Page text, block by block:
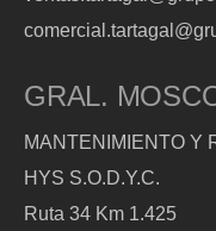
GRAL.
MANTENIMIENTO Y
HYS S.O.D.Y.C.
Ruta 34 Km 1.425